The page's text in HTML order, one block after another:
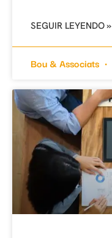
SEGUIR LEYENDO »
Bou & Associats